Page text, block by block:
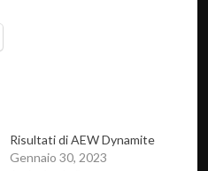
Risultati di AEW Dynamite
Gennaio 30, 2023